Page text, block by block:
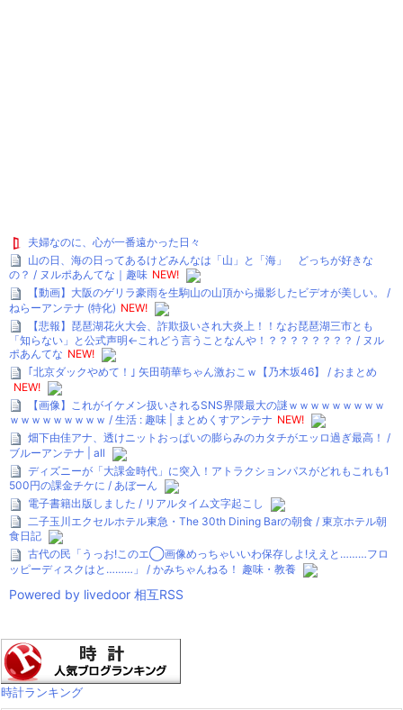
夫婦なのに、心が一番遠かった日々
山の日、海の日ってあるけどみんなは「山」と「海」 どっちが好きな
の？ / ヌルポあんてな｜趣味 NEW!
【動画】大阪のゲリラ豪雨を生駒山の山頂から撮影したビデオが美しい。 /
ねらーアンテナ (特化) NEW!
【悲報】琵琶湖花火大会、詐欺扱いされ大炎上！！なお琵琶湖三市とも
「知らない」と公式声明←これどう言うことなんや！？？？？？？？？ / ヌル
ポあんてな NEW!
｢北京ダックやめて！｣ 矢田萌華ちゃん激おこｗ【乃木坂46】 / おまとめ
NEW!
【画像】これがイケメン扱いされるSNS界隈最大の謎ｗｗｗｗｗｗｗｗｗ
ｗｗｗｗｗｗｗｗｗ / 生活 : 趣味 | まとめくすアンテナ NEW!
畑下由佳アナ、透けニットおっぱいの膨らみのカタチがエッロ過ぎ最高！ /
ブルーアンテナ | all
ディズニーが「大課金時代」に突入！アトラクションパスがどれもこれも1
500円の課金チケに / あぼーん
電子書籍出版しました / リアルタイム文字起こし
二子玉川エクセルホテル東急・The 30th Dining Barの朝食 / 東京ホテル朝
食日記
古代の民「うっお!このエ◯画像めっちゃいいわ保存しよ!ええと………フロ
ッピーディスクはと………」 / かみちゃんねる！ 趣味・教養
Powered by livedoor 相互RSS
時計ランキング